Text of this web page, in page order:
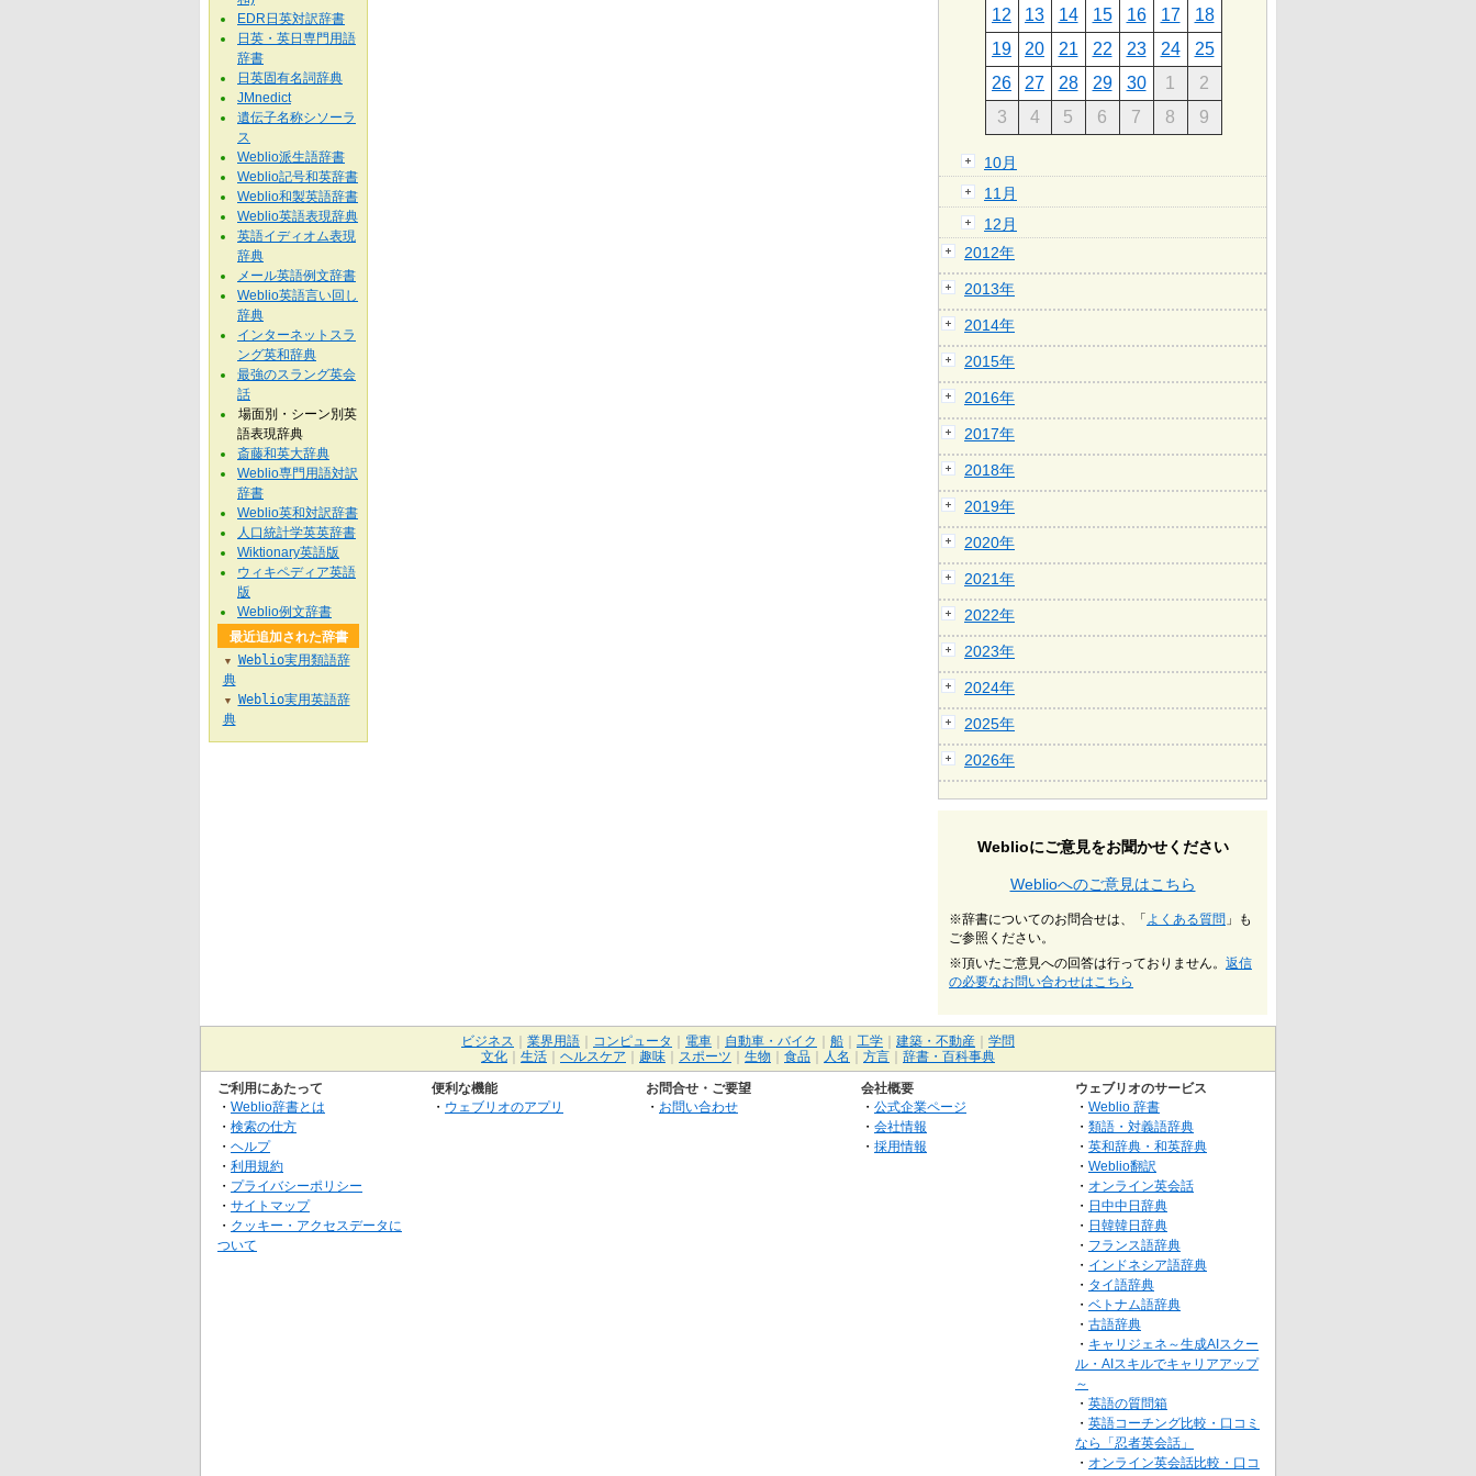
EDR日英対訳辞書
日英・英日専門用語
辞書
日英固有名詞辞典
JMnedict
遺伝子名称シソーラ
ス
Weblio派生語辞書
Weblio記号和英辞書
Weblio和製英語辞書
Weblio英語表現辞典
英語イディオム表現
辞典
メール英語例文辞書
Weblio英語言い回し
辞典
インターネットスラ
ング英和辞典
最強のスラング英会
話
場面別・シーン別英
語表現辞典
斎藤和英大辞典
Weblio専門用語対訳
辞書
Weblio英和対訳辞書
人口統計学英英辞書
Wiktionary英語版
ウィキペディア英語
版
Weblio例文辞書
最近追加された辞書
▼
Weblio実用類語辞
典
▼
Weblio実用英語辞
典
12
13 14 15 16 17
18
19
20 21 22 23 24
25
26
27 28 29 30 1
2
3
4 5 6 7 8 9
10月
11月
12月
2012年
2013年
2014年
2015年
2016年
2017年
2018年
2019年
2020年
2021年
2022年
2023年
2024年
2025年
2026年
Weblioにご意見をお聞かせください
Weblioへのご意見はこちら
※辞書についてのお問合せは、「 よくある質問 」も
ご参照ください。
※頂いたご意見への回答は行っておりません。 返信
の必要なお問い合わせはこちら
ビジネス 業界用語 コンピュータ 電車 自動車・バイク 船 工学 建築・不動産
学問
文化
生活 ヘルスケア 趣味 スポーツ 生物 食品 人名 方言 辞書・百科事典
ご利用にあたって
・ Weblio辞書とは
・ 検索の仕方
・ ヘルプ
・ 利用規約
・ プライバシーポリシー
・ サイトマップ
・ クッキー・アクセスデータに
ついて
便利な機能
・ ウェブリオのアプリ
お問合せ・ご要望
・ お問い合わせ
会社概要
・ 公式企業ページ
・ 会社情報
・ 採用情報
ウェブリオのサービス
・ Weblio 辞書
・ 類語・対義語辞典
・ 英和辞典・和英辞典
・ Weblio翻訳
・ オンライン英会話
・ 日中中日辞典
・ 日韓韓日辞典
・ フランス語辞典
・ インドネシア語辞典
・ タイ語辞典
・ ベトナム語辞典
・ 古語辞典
・ キャリジェネ～生成AIスクー
ル・AIスキルでキャリアアップ
～
・ 英語の質問箱
・ 英語コーチング比較・口コミ
なら「忍者英会話」
・ オンライン英会話比較・口コ